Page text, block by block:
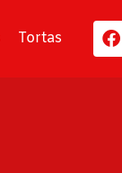
Tortas